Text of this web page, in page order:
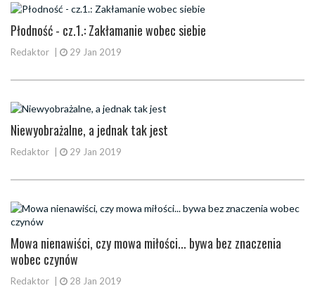
Płodność - cz.1.: Zakłamanie wobec siebie
Redaktor 29 Jan 2019
Niewyobrażalne, a jednak tak jest
Redaktor 29 Jan 2019
Mowa nienawiści, czy mowa miłości... bywa bez znaczenia
wobec czynów
Redaktor 28 Jan 2019